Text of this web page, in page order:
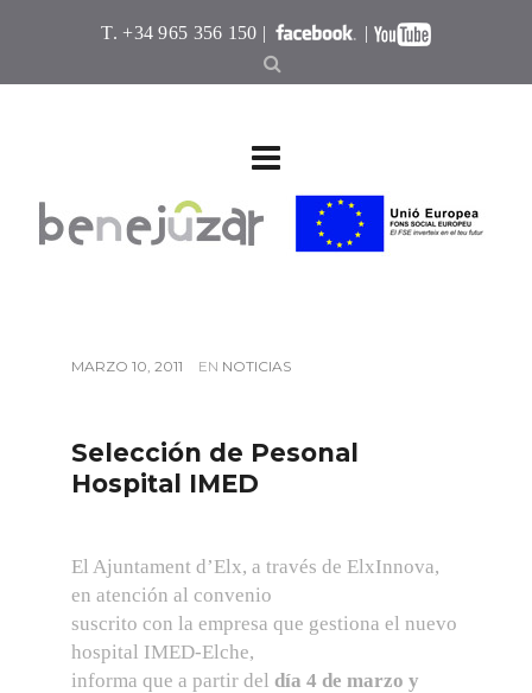
T. +34 965 356 150 | |
MARZO 10, 2011 EN NOTICIAS
Selección de Pesonal
Hospital IMED
El Ajuntament d’Elx, a través de ElxInnova,
en atención al convenio
suscrito con la empresa que gestiona el nuevo
hospital IMED-Elche,
informa que a partir del día 4 de marzo y